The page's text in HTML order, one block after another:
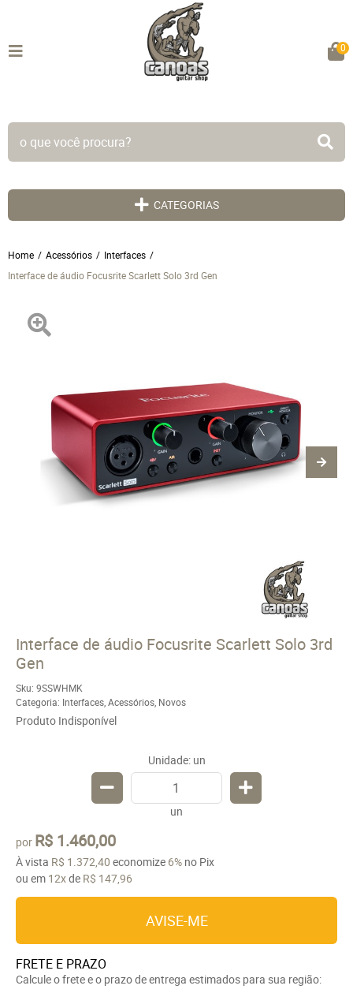
TODO SITE EM ATÉ 5X SEM JUROS!
0
CATEGORIAS
Home Acessórios
Interfaces
Interface de áudio Focusrite Scarlett Solo 3rd Gen
Interface de áudio Focusrite Scarlett Solo 3rd
Gen
Sku: 9SSWHMK
Categoria: Interfaces Acessórios Novos
Produto Indisponível
Unidade: un
un
por R$ 1.460,00
À vista R$ 1.372,40 economize 6% no Pix
ou em 12xde R$ 147,96
AVISE-ME
FRETE E PRAZO
Calcule o frete e o prazo de entrega estimados para sua região: